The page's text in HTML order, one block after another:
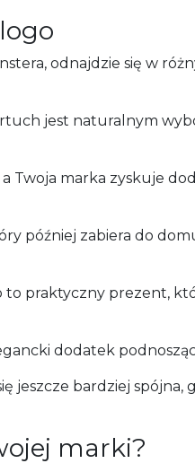
odnajdzie się w
jest naturalnym
Twoja marka zyskuje
później zabiera do
praktyczny prezent,
dodatek
jeszcze bardziej spójna,
marki?